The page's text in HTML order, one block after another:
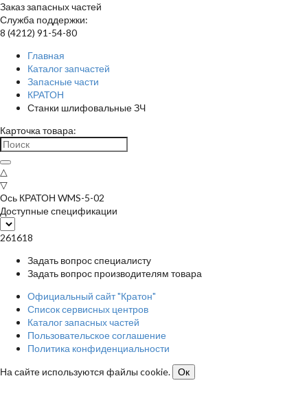
Заказ запасных частей
Служба поддержки:
8 (4212) 91-54-80
Главная
Каталог запчастей
Запасные части
КРАТОН
Станки шлифовальные ЗЧ
Карточка товара:
△
▽
Ось КРАТОН WMS-5-02
Доступные спецификации
261618
Задать вопрос специалисту
Задать вопрос производителям товара
Официальный сайт "Кратон"
Список сервисных центров
Каталог запасных частей
Пользовательское соглашение
Политика конфиденциальности
На сайте используются файлы cookie.
Ок